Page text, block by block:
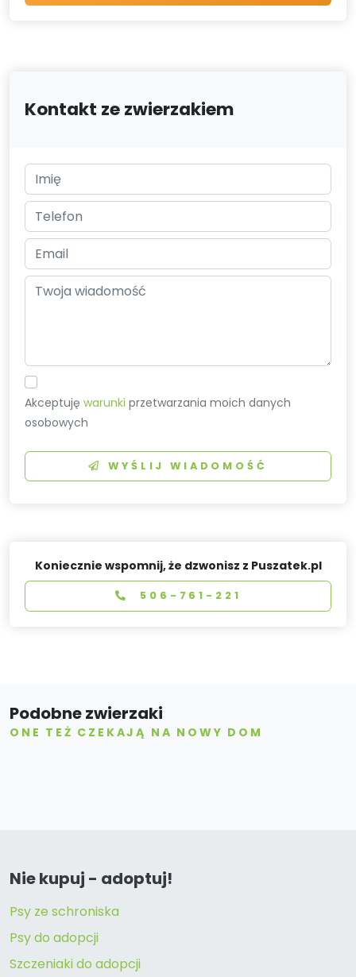
Kontakt ze zwierzakiem
Akceptujęwarunki przetwarzania moich danych
osobowych
WYŚLIJ WIADOMOŚĆ
Koniecznie wspomnij, że dzwonisz z Puszatek.pl
506-761-221
Podobne zwierzaki
ONE TEŻ CZEKAJĄ NA NOWY DOM
Nie kupuj - adoptuj!
Psy ze schroniska
Psy do adopcji
Szczeniaki do adopcji